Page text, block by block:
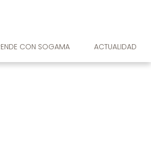
CON SOGAMA ACTUALIDAD